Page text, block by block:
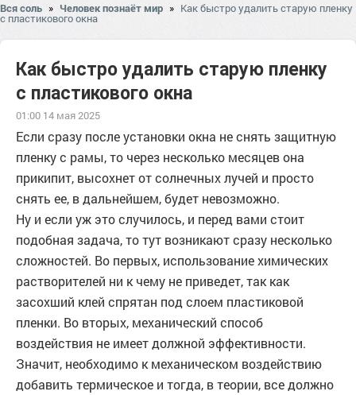
Вся соль » Человек познаёт мир » Как быстро удалить старую пленку
с пластикового окна
Как быстро удалить старую пленку
с пластикового окна
01:00 14 мая 2025
Если сразу после установки окна не снять защитную
пленку с рамы, то через несколько месяцев она
прикипит, высохнет от солнечных лучей и просто
снять ее, в дальнейшем, будет невозможно.
Ну и если уж это случилось, и перед вами стоит
подобная задача, то тут возникают сразу несколько
сложностей. Во первых, использование химических
растворителей ни к чему не приведет, так как
засохший клей спрятан под слоем пластиковой
пленки. Во вторых, механический способ
воздействия не имеет должной эффективности.
Значит, необходимо к механическом воздействию
добавить термическое и тогда, в теории, все должно